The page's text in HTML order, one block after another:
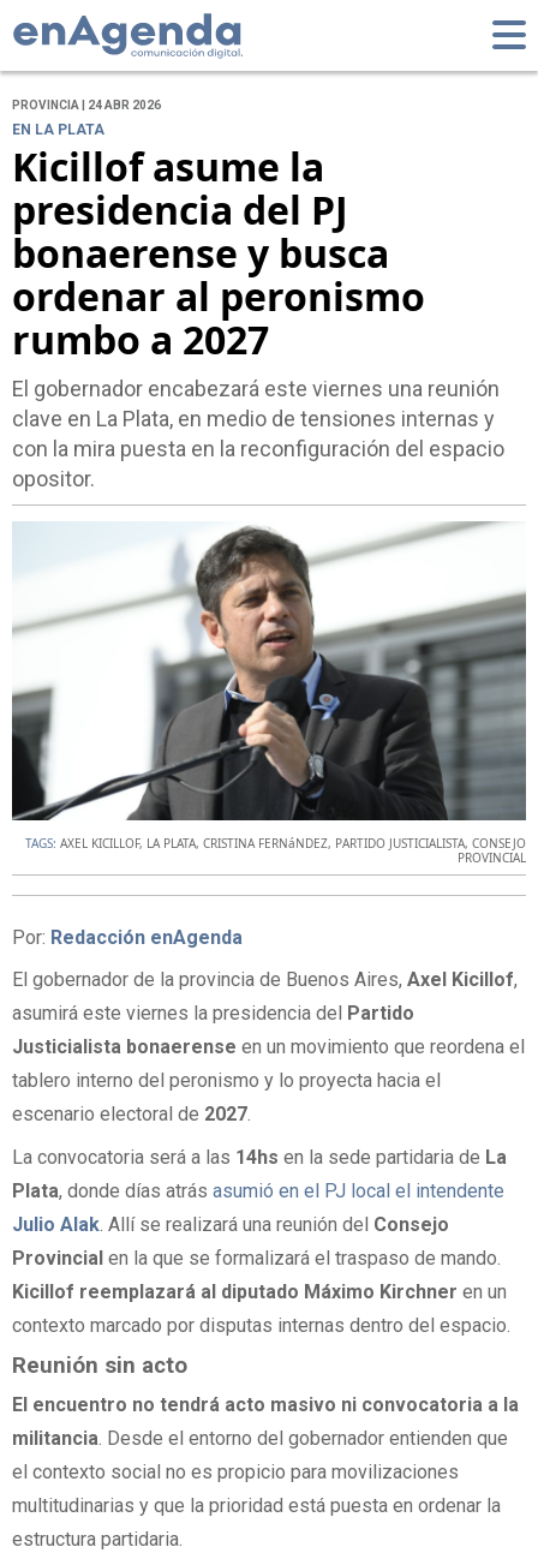
PROVINCIA | 24 ABR 2026
EN LA PLATA
Kicillof asume la
presidencia del PJ
bonaerense y busca
ordenar al peronismo
rumbo a 2027
El gobernador encabezará este viernes una reunión
clave en La Plata, en medio de tensiones internas y
con la mira puesta en la reconfiguración del espacio
opositor.
TAGS: AXEL KICILLOF, LA PLATA, CRISTINA FERNáNDEZ, PARTIDO JUSTICIALISTA, CONSEJO
PROVINCIAL
Por: Redacción enAgenda
El gobernador de la provincia de Buenos Aires, Axel Kicillof,
asumirá este viernes la presidencia del
Partido
Justicialista bonaerense en un movimiento que reordena el
tablero interno del peronismo y lo proyecta hacia el
escenario electoral de 2027.
La convocatoria será a las 14hs en la sede partidaria de La
Plata, donde días atrás asumió en el PJ local el intendente
Julio Alak . Allí se realizará una reunión del Consejo
Provincial en la que se formalizará el traspaso de mando.
Kicillof reemplazará al diputado Máximo Kirchner en un
contexto marcado por disputas internas dentro del espacio.
Reunión sin acto
El encuentro no tendrá acto masivo ni convocatoria a la
militancia. Desde el entorno del gobernador entienden que
el contexto social no es propicio para movilizaciones
multitudinarias y que la prioridad está puesta en ordenar la
estructura partidaria.